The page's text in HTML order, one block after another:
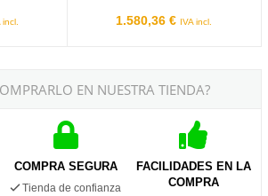
incl. 1.580,36 € IVA incl.
EN NUESTRA TIENDA?
COMPRA SEGURA
Tienda de confianza
FACILIDADES EN LA
COMPRA